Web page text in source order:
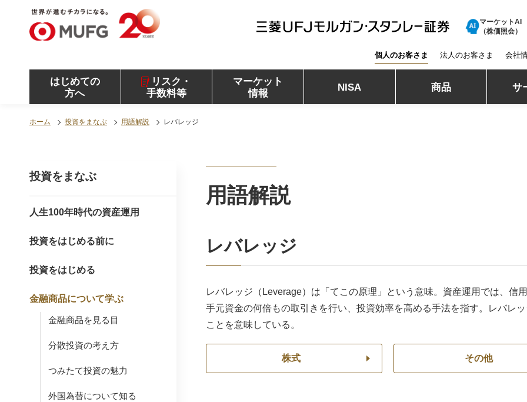
MUFG 世界が進むチカラになる。 三菱ＵＦＪモル
ガン・スタンレー証券
三菱ＵＦＪモルガン・スタンレー証券
マーケットAI
（株価照会）
はじめての
方へ
リスク・
手数料等
マーケット
情報
NISA 商品 サ
個人のお客さま 法人のお客さま 会社
ホーム 投資をまなぶ 用語解説 レバレッジ
用語解説
レバレッジ
レバレッジ（Leverage）は「てこの原理」という意味。資産運用では、信
手元資金の何倍もの取引きを行い、投資効率を高める手法を指す。レバレ
ことを意味している。
株式 その他
投資をまなぶ
人生100年時代の資産運用
投資をはじめる前に
投資をはじめる
金融商品について学ぶ
金融商品を見る目
分散投資の考え方
つみたて投資の魅力
外国為替について知る